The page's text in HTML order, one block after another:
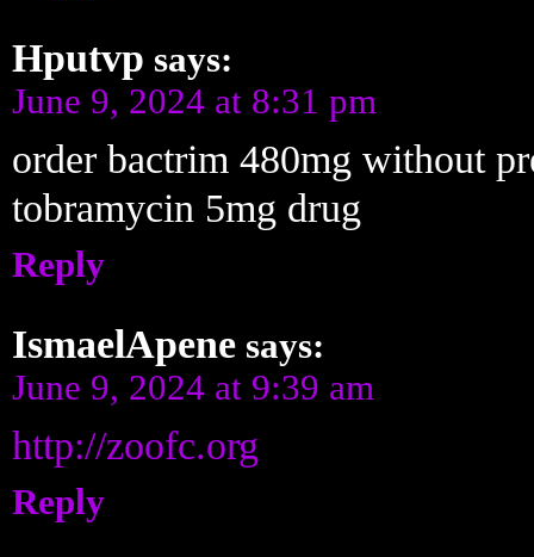
Hputvp says:
June 9, 2024 at 8:31 pm
order bactrim 480mg without
tobramycin 5mg drug
Reply
IsmaelApene says:
June 9, 2024 at 9:39 am
http://zoofc.org
Reply